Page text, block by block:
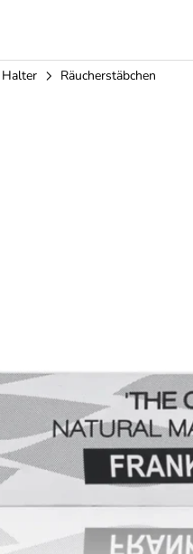
Halter
Räucherstäbchen